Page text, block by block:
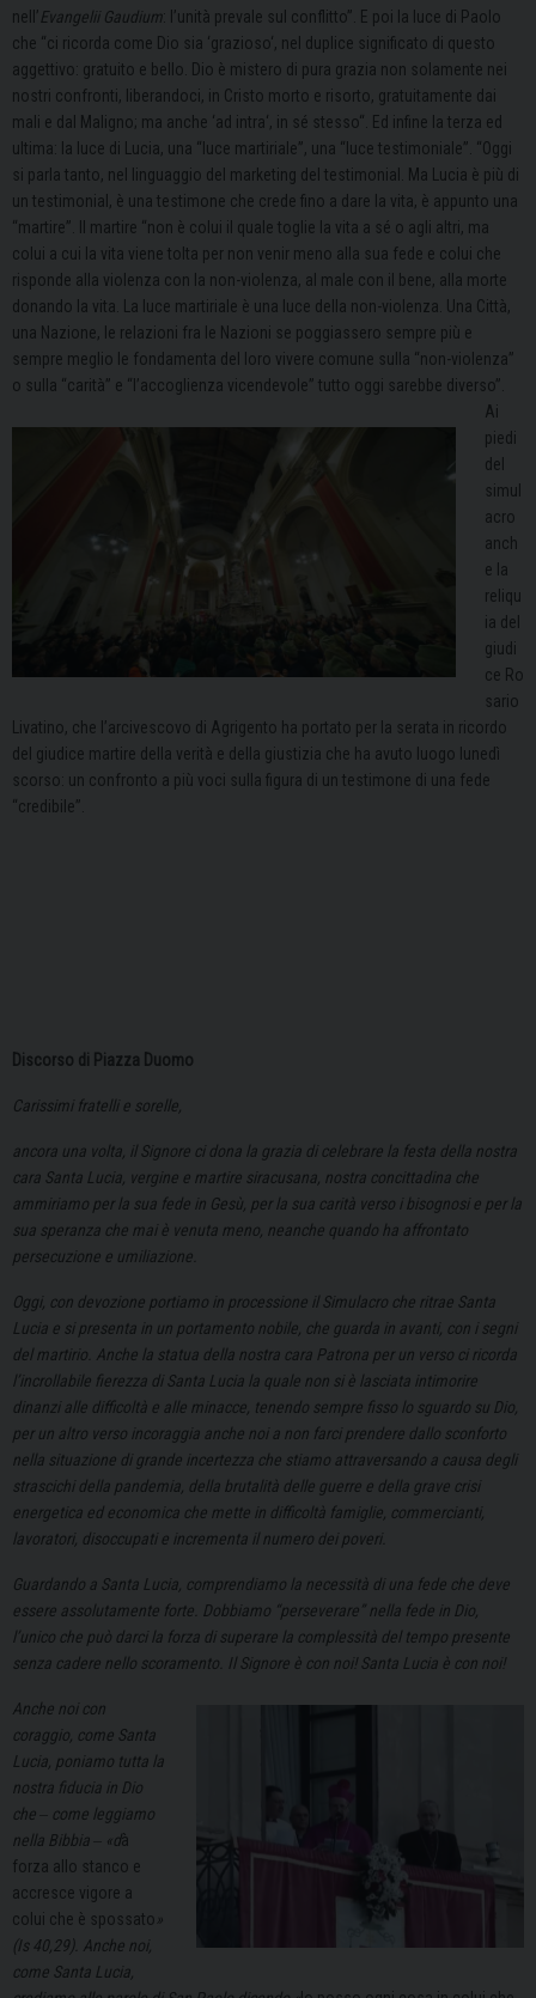
nell’Evangelii Gaudium: l’unità prevale sul conflitto”. E poi la luce di Paolo
che “ci ricorda come Dio sia ‘grazioso‘, nel duplice significato di questo
aggettivo: gratuito e bello. Dio è mistero di pura grazia non solamente nei
nostri confronti, liberandoci, in Cristo morto e risorto, gratuitamente dai
mali e dal Maligno; ma anche ‘ad intra‘, in sé stesso“. Ed infine la terza ed
ultima: la luce di Lucia, una “luce martiriale”, una “luce testimoniale”. “Oggi
si parla tanto, nel linguaggio del marketing del testimonial. Ma Lucia è più di
un testimonial, è una testimone che crede fino a dare la vita, è appunto una
“martire”.
Il martire “non è colui il quale toglie la vita a sé o agli altri, ma
colui a cui la vita viene tolta per non venir meno alla sua fede e colui che
risponde alla violenza con la non-violenza, al male con il bene, alla morte
donando la vita. La luce martiriale è una luce della non-violenza. Una Città,
una Nazione, le relazioni fra le Nazioni se poggiassero sempre più e
sempre meglio le fondamenta del loro vivere comune sulla “non-violenza”
o sulla “carità” e “l’accoglienza vicendevole” tutto oggi sarebbe diverso”.
Ai
piedi
del
simul
acro
anch
e la
reliqu
ia d el
giudi
ce Ro
sario
Livatino, che l’arcivescovo di Agrigento ha portato per la serata in ricordo
del giudice martire della verità e della giustizia che ha avuto luogo lunedì
scorso: un confronto a più voci sulla figura di un testimone di una fede
“credibile”.
Discorso di Piazza Duomo
Carissimi fratelli e sorelle,
ancora una volta, il Signore ci dona la grazia di celebrare la festa della nostra
cara Santa Lucia, vergine e martire siracusana, nostra concittadina che
ammiriamo per la sua fede in Gesù, per la sua carità verso i bisognosi e per la
sua speranza che mai è venuta meno, neanche quando ha affrontato
persecuzione e umiliazione.
Oggi, con devozione portiamo in processione il Simulacro che ritrae Santa
Lucia e si presenta in un portamento nobile, che guarda in avanti, con i segni
del martirio. Anche la statua della nostra cara Patrona per un verso ci ricorda
l’incrollabile fierezza di Santa Lucia la quale non si è lasciata intimorire
dinanzi alle difficoltà e alle minacce, tenendo sempre fisso lo sguardo su Dio,
per un altro verso incoraggia anche noi a non farci prendere dallo sconforto
nella situazione di grande incertezza che stiamo attraversando a causa degli
strascichi della pandemia, della brutalità delle guerre e della grave crisi
energetica ed economica che mette in difficoltà famiglie, commercianti,
lavoratori, disoccupati e incrementa il numero dei poveri.
Guardando a Santa Lucia, comprendiamo la necessità di una fede che deve
essere assolutamente forte. Dobbiamo “perseverare” nella fede in Dio,
l’unico che può darci la forza di superare la complessità del tempo presente
senza cadere nello scoramento. Il Signore è con noi! Santa Lucia è con noi!
Anche noi con
coraggio, come Santa
Lucia, poniamo tutta la
nostra fiducia in Dio
che ‒ come leggiamo
nella Bibbia ‒ «dà
forza allo stanco e
accresce vigore a
colui che è spossato »
(Is 40,29). Anche noi,
come Santa Lucia,